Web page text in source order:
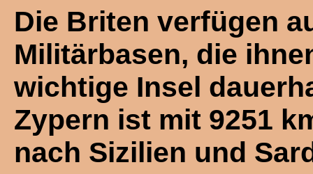
Die Briten verfügen
Militärbasen, die
wichtige Insel
Zypern ist mit 9251
nach Sizilien und